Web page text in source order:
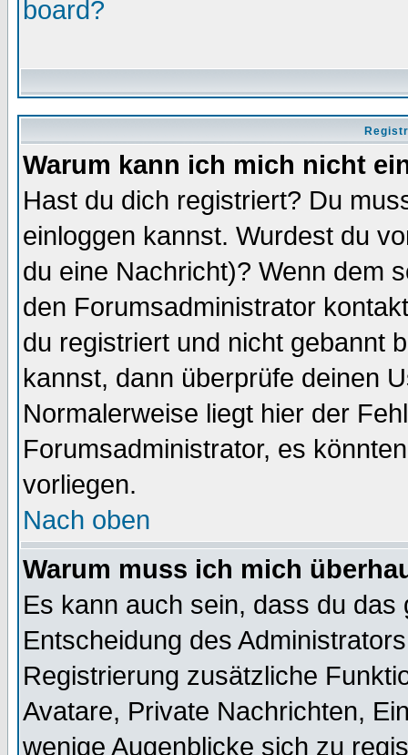
board?
Warum kann ich mich nicht
Hast du dich registriert? Du
einloggen kannst. Wurdest du
du eine Nachricht)? Wenn dem
den Forumsadministrator
du registriert und nicht gebannt
kannst, dann überprüfe deinen
Normalerweise liegt hier der
Forumsadministrator, es
vorliegen.
Nach oben
Warum muss ich mich
Es kann auch sein, dass du
Entscheidung des
Registrierung zusätzliche
Avatare, Private Nachrichten,
wenige Augenblicke sich zu